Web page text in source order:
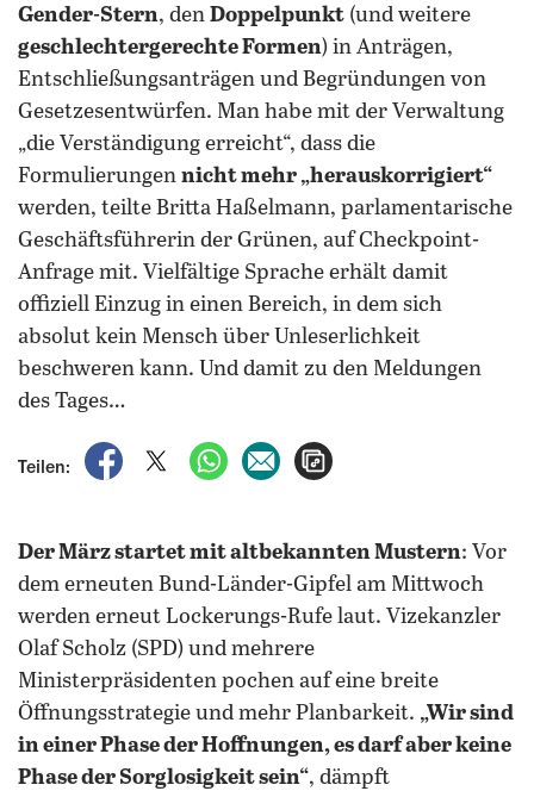
Gender-Stern, den Doppelpunkt (und weitere
geschlechtergerechte Formen) in Anträgen,
Entschließungsanträgen und Begründungen von
Gesetzesentwürfen. Man habe mit der Verwaltung
„die Verständigung erreicht“, dass die
Formulierungen nicht mehr „herauskorrigiert“
werden, teilte Britta Haßelmann, parlamentarische
Geschäftsführerin der Grünen, auf Checkpoint-
Anfrage mit. Vielfältige Sprache erhält damit
offiziell Einzug in einen Bereich, in dem sich
absolut kein Mensch über Unleserlichkeit
beschweren kann. Und damit zu den Meldungen
des Tages…
Teilen:
auf Facebook teilen
auf X teilenper WhatsApp teilen
per E-Mail teilen
Der März startet mit altbekannten Mustern: Vor
dem erneuten Bund-Länder-Gipfel am Mittwoch
werden erneut Lockerungs-Rufe laut. Vizekanzler
Olaf Scholz (SPD) und mehrere
Ministerpräsidenten pochen auf eine breite
Öffnungsstrategie und mehr Planbarkeit. „Wir sind
in einer Phase der Hoffnungen, es darf aber keine
Phase der Sorglosigkeit sein“, dämpft